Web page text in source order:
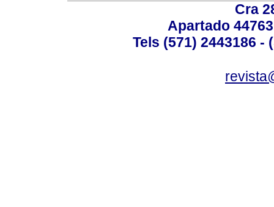
Cra
Apartado
Tels (571) 2443186 -